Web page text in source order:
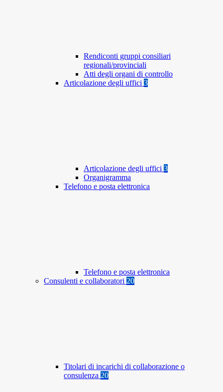
Rendiconti gruppi consiliari
regionali/provinciali
Atti degli organi di controllo
Articolazione degli uffici 3
Articolazione degli uffici 3
Organigramma
Telefono e posta elettronica
Telefono e posta elettronica
Consulenti e collaboratori 20
Titolari di incarichi di collaborazione o
consulenza 20